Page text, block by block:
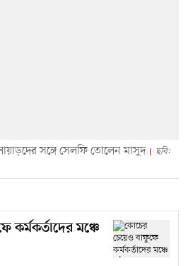
সঙ্গে সেলফি তোলেন মাসুদ
ছবি:
কর্মকর্তাদের মঞ্চে